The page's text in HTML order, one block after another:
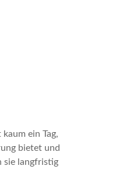
ein Tag,
bietet und
sie langfristig